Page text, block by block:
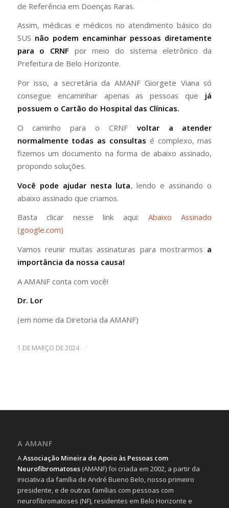
de Referência em Doenças Raras.
Assim, médicas e médicos no atendimento básico do
SUS não podem encaminhar pessoas diretamente
para o CRNF por meio do sistema eletrônico da
Prefeitura de Belo Horizonte.
Por isso, a secretária da AMANF Giorgete Viana só
consegue encaminhar apenas as pessoas que já
possuem o Cartão do Hospital das Clínicas.
O caminho para o CRNF voltar a atender
normalmente todas as consultas é complexo, mas
fizemos um documento na forma de abaixo assinado,
propondo soluções.
Você pode ajudar nesta luta, lendo e assinando o
abaixo assinado que criamos.
Basta clicar nesse link aqui:Abaixo Assinado
(google.com)
Vamos reunir muitas assinaturas para mostrarmos a
importância da nossa causa!
A AMANF conta com você!
Dr. Lor
(em nome da Diretoria da AMANF)
1 DE MARÇO DE 2024 /
A AMANF
AAssociação Mineira de Apoio às Pessoas com
Neurofibromatoses(AMANF) foi criada em 2002, a partir da
iniciativa da família de André Bueno Belo, nosso primeiro
presidente, e de outras famílias com pessoas com
neurofibromatoses (NF), residentes em Belo Horizonte e